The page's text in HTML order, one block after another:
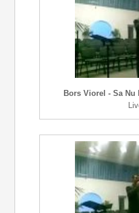
Bors Viorel - Sa